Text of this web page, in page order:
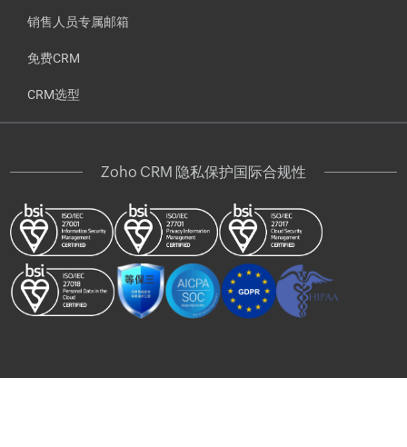
销售人员专属邮箱
免费CRM
CRM选型
Zoho CRM 隐私保护国际合规性